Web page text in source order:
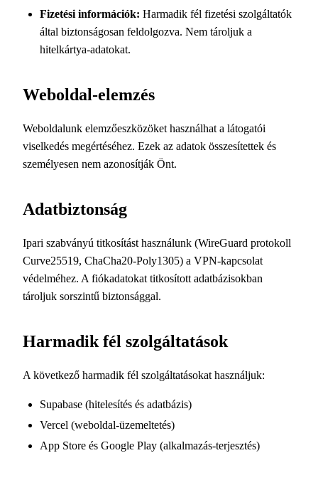
Fizetési információk: Harmadik fél fizetési szolgáltatók
által biztonságosan feldolgozva. Nem tároljuk a
hitelkártya-adatokat.
Weboldal-elemzés
Weboldalunk elemzőeszközöket használhat a látogatói
viselkedés megértéséhez. Ezek az adatok összesítettek és
személyesen nem azonosítják Önt.
Adatbiztonság
Ipari szabványú titkosítást használunk (WireGuard protokoll
Curve25519, ChaCha20-Poly1305) a VPN-kapcsolat
védelméhez. A fiókadatokat titkosított adatbázisokban
tároljuk sorszintű biztonsággal.
Harmadik fél szolgáltatások
A következő harmadik fél szolgáltatásokat használjuk:
Supabase (hitelesítés és adatbázis)
Vercel (weboldal-üzemeltetés)
App Store és Google Play (alkalmazás-terjesztés)